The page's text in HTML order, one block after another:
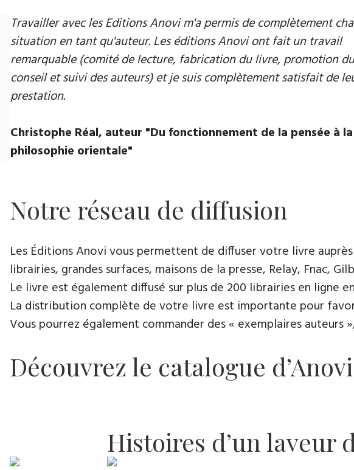
Travailler avec les Editions Anovi m'a permis de complètement
situation en tant qu'auteur. Les éditions Anovi ont fait un travail
remarquable (comité de lecture, fabrication du livre, promotion
conseil et suivi des auteurs) et je suis complètement satisfait de
prestation.
Christophe Réal, auteur ​"Du fonctionnement de la pensée à la
philosophie orientale"
Notre réseau de diffusion
Les Éditions Anovi vous permettent de diffuser votre livre
librairies, grandes surfaces, maisons de la presse, Relay, Fnac,
Le livre est également diffusé sur plus de 200 librairies en ligne
La distribution complète de votre livre est importante pour
Vous pourrez également commander des « exemplaires
Découvrez le catalogue d’Anovi
Histoires d’un laveur